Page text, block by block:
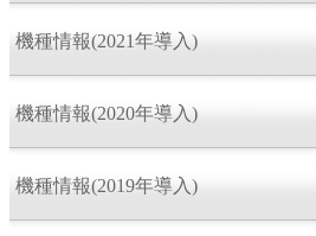
機種情報(2021年導入)
機種情報(2020年導入)
機種情報(2019年導入)